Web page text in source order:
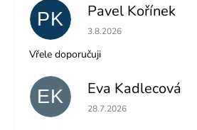
PK Pavel Kořínek
Hodnocení obchodu je 5
3.8.2026
Vřele doporučuji
EK Eva Kadlecová
Hodnocení obchodu je 5
28.7.2026